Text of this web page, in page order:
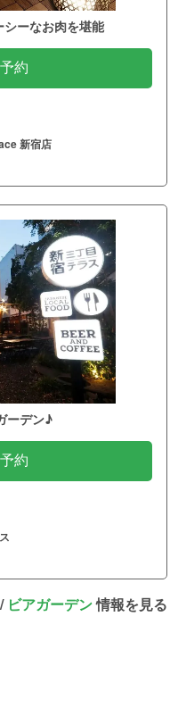
ーなお肉を堪能
約
新宿店
ーデン♪
約
/ ビアガーデン情報を見る